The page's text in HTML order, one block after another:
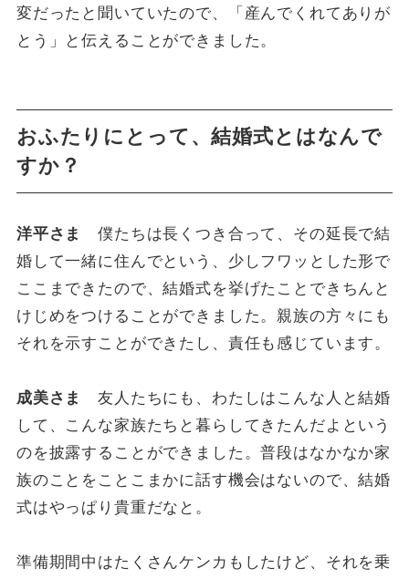
変だったと聞いていたので、「産んでくれてありが
とう」と伝えることができました。
おふたりにとって、結婚式とはなんで
すか？
洋平さま
僕たちは長くつき合って、その延長で結
婚して一緒に住んでという、少しフワッとした形で
ここまできたので、結婚式を挙げたことできちんと
けじめをつけることができました。親族の方々にも
それを示すことができたし、責任も感じています。
成美さま
友人たちにも、わたしはこんな人と結婚
して、こんな家族たちと暮らしてきたんだよという
のを披露することができました。普段はなかなか家
族のことをことこまかに話す機会はないので、結婚
式はやっぱり貴重だなと。
準備期間中はたくさんケンカもしたけど、それを乗